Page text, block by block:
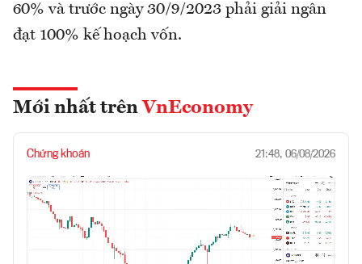
60% và trước ngày 30/9/2023 phải giải ngân
đạt 100% kế hoạch vốn.
Mới nhất trên VnEconomy
Chứng khoán 21:48, 06/08/2026